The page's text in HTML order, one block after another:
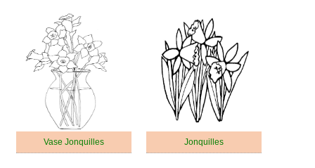
Vase Jonquilles Jonquilles